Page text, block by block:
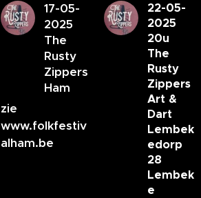
17-05-
2025
The
Rusty
Zippers
Ham
zie
www.folkfestiv
alham.be
22-05-
2025
20u
The
Rusty
Zippers
Art &
Dart
Lembek
edorp
28
Lembek
e